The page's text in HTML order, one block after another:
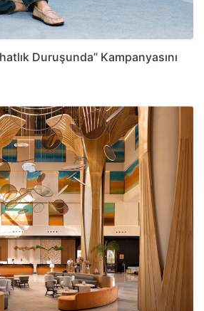
Duruşunda” Kampanyasını